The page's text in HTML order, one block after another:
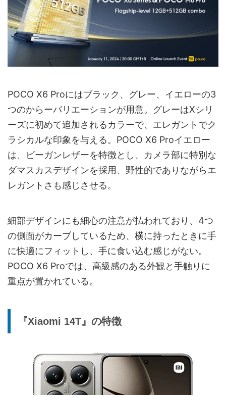
POCO X6 Proにはブラック、グレー、イエローの3
つのからーバリエーションが用意。グレーはXシリ
ーズに初めて追加されるカラーで、エレガントでク
ラシカルな印象を与える。POCO X6 Proイエロー
は、ビーガンレザーを特徴とし、カメラ部に特別な
ダマスカスデザインを採用、野性的でありながらエ
レガントさも感じさせる。
細部デザインにも細心の注意が払われており、4つ
の側面がカーブしているため、横に持ったときに手
に快適にフィットし、手に食い込む感じがない。
POCO X6 Proでは、高級感のある外観と手触りに
重点が置かれている。
『Xiaomi 14T』の特徴